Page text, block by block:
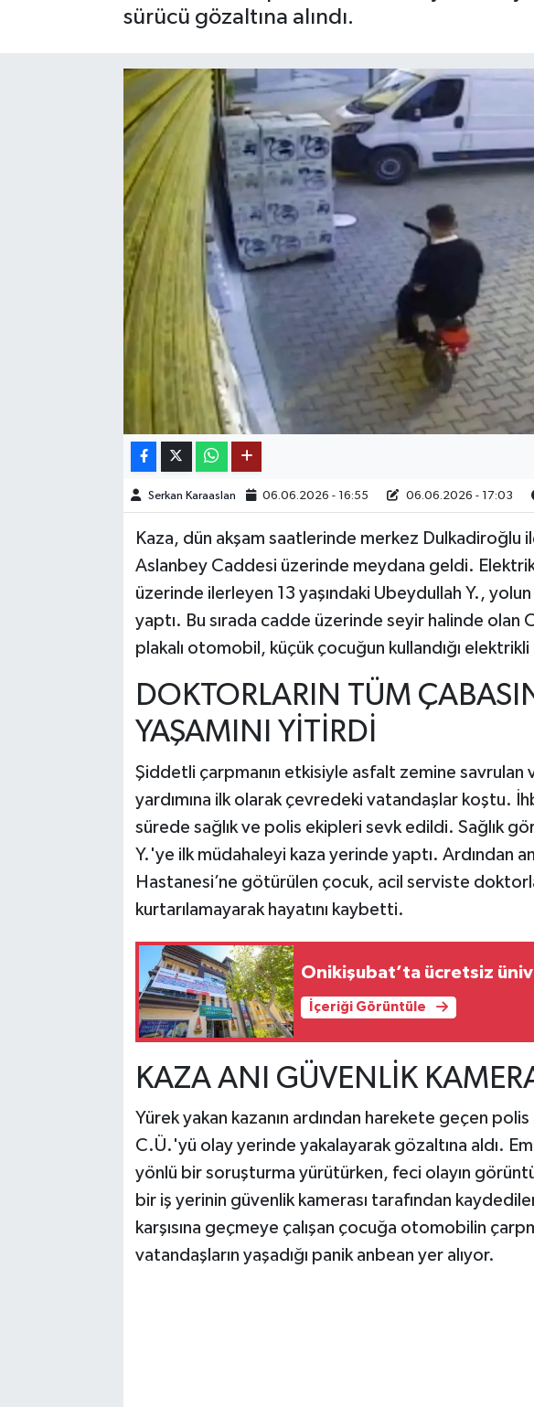
sürücü gözaltına alındı.
Serkan Karaaslan 06.06.2026 - 16:55 06.06.2026 - 17:03
Kaza, dün akşam saatlerinde merkez Dulkadiroğlu
Aslanbey Caddesi üzerinde meydana geldi.
üzerinde ilerleyen 13 yaşındaki Ubeydullah Y., yolun
yaptı. Bu sırada cadde üzerinde seyir halinde
plakalı otomobil, küçük çocuğun kullandığı
DOKTORLARIN TÜM
YAŞAMINI YİTİRDİ
Şiddetli çarpmanın etkisiyle asfalt zemine savrulan
yardımına ilk olarak çevredeki vatandaşlar koştu.
sürede sağlık ve polis ekipleri sevk edildi. Sağlık
Y.'ye ilk müdahaleyi kaza yerinde yaptı. Ardından
Hastanesi’ne götürülen çocuk, acil serviste
kurtarılamayarak hayatını kaybetti.
Onikişubat’ta ücretsiz
İçeriği Görüntüle
KAZA ANI GÜVENLİK
Yürek yakan kazanın ardından harekete geçen
C.Ü.'yü olay yerinde yakalayarak gözaltına aldı.
yönlü bir soruşturma yürütürken, feci olayın
bir iş yerinin güvenlik kamerası tarafından
karşısına geçmeye çalışan çocuğa otomobilin
vatandaşların yaşadığı panik anbean yer alıyor.
KÜLTÜR SANAT